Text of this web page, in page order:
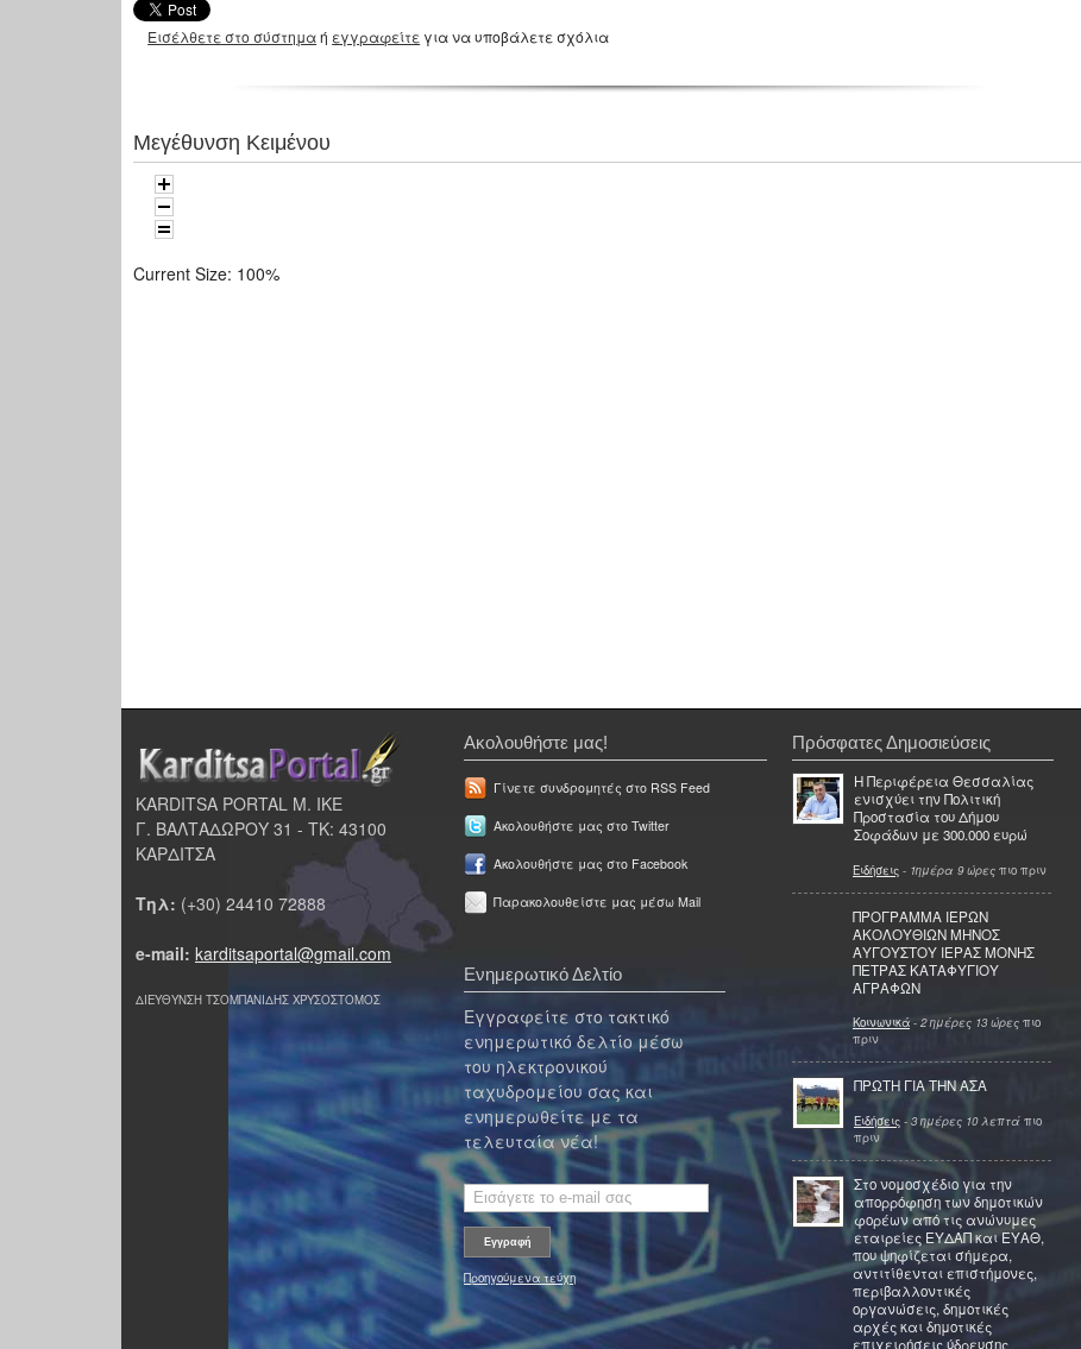
Εισέλθετε στο σύστημαή εγγραφείτε για να υποβάλετε σχόλια
Μεγέθυνση Κειμένου
Current Size: 100%
KARDITSA PORTAL Μ. ΙΚΕ
Γ. ΒΑΛΤΑΔΩΡΟΥ 31 - ΤΚ: 43100
ΚΑΡΔΙΤΣΑ
Τηλ: (+30) 24410 72888
e-mail: karditsaportal@gmail.com
ΔΙΕΥΘΥΝΣΗ ΤΣΟΜΠΑΝΙΔΗΣ ΧΡΥΣΟΣΤΟΜΟΣ
Ακολουθήστε μας!
Γίνετε συνδρομητές στο RSS Feed
Ακολουθήστε μας στο Twitter
Ακολουθήστε μας στο Facebook
Παρακολουθείστε μας μέσω Mail
Ενημερωτικό Δελτίο
Εγγραφείτε στο τακτικό
ενημερωτικό δελτίο μέσω
του ηλεκτρονικού
ταχυδρομείου σας και
ενημερωθείτε με τα
τελευταία νέα!
Προηγούμενα τεύχη
Πρόσφατες Δημοσιεύσεις
Η Περιφέρεια Θεσσαλίας
ενισχύει την Πολιτική
Προστασία του Δήμου
Σοφάδων με 300.000 ευρώ
Ειδήσεις - 1ημέρα 9 ώρες πιο πριν
ΠΡΟΓΡΑΜΜΑ ΙΕΡΩΝ
ΑΚΟΛΟΥΘΙΩΝ ΜΗΝΟΣ
ΑΥΓΟΥΣΤΟΥ ΙΕΡΑΣ ΜΟΝΗΣ
ΠΕΤΡΑΣ ΚΑΤΑΦΥΓΙΟΥ
ΑΓΡΑΦΩΝ
Κοινωνικά - 2 ημέρες 13 ώρες πιο
πριν
ΠΡΩΤΗ ΓΙΑ ΤΗΝ ΑΣΑ
Ειδήσεις - 3 ημέρες 10 λεπτά πιο
πριν
Στο νομοσχέδιο για την
απορρόφηση των δημοτικών
φορέων από τις ανώνυμες
εταιρείες ΕΥΔΑΠ και ΕΥΑΘ,
που ψηφίζεται σήμερα,
αντιτίθενται επιστήμονες,
περιβαλλοντικές
οργανώσεις, δημοτικές
αρχές και δημοτικές
επιχειρήσεις ύδρευσης